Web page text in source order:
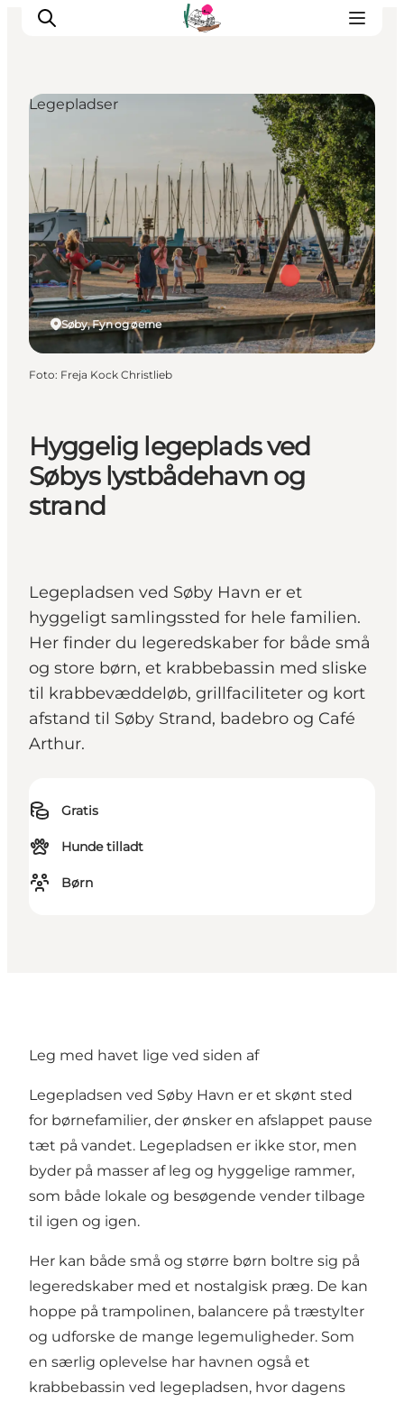
Oplevelser
Café & butik
Geopark Besøgscenter
Om Søbygaard
Det sker
Hyggelig legeplads ved
Søbys lystbådehavn og
strand
Legepladsen ved Søby Havn er et
hyggeligt samlingssted for hele familien.
Her finder du legeredskaber for både små
og store børn, et krabbebassin med sliske
til krabbevæddeløb, grillfaciliteter og kort
afstand til Søby Strand, badebro og Café
Arthur.
Gratis
Hunde tilladt
Børn
Søby, Fyn og øerne
Legepladser
Foto: Freja Kock Christlieb
Leg med havet lige ved siden af
Legepladsen ved Søby Havn er et skønt sted
for børnefamilier, der ønsker en afslappet pause
tæt på vandet. Legepladsen er ikke stor, men
byder på masser af leg og hyggelige rammer,
som både lokale og besøgende vender tilbage
til igen og igen.
Her kan både små og større børn boltre sig på
legeredskaber med et nostalgisk præg. De kan
hoppe på trampolinen, balancere på træstylter
og udforske de mange legemuligheder. Som
en særlig oplevelse har havnen også et
krabbebassin ved legepladsen, hvor dagens